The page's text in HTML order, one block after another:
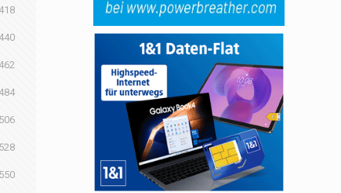
418
440
462
484
506
528
550